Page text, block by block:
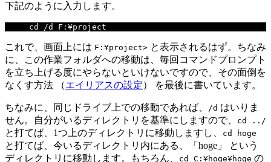
下記のように入力します。
cd /d F :¥project
これで、画面上には F:¥project> と表示されるはず。ちなみ
に、この作業フォルダへの移動は、毎回コマンドプロンプト
を立ち上げる度にやらないといけないですので、その面倒を
なくす方法 （エイリアスの設定） を最後に書いています。
ちなみに、同じドライブ上での移動であれば、 /d はいりま
せん。自分がいるディレクトリを基準にしますので、
cd ../
と打てば、1つ上のディレクトリに移動しますし、 cd hoge
と打てば、今いるディレクトリ内にある、「hoge」 という
ディレクトリに移動します。もちろん、
cd C:¥hoge¥hoge の